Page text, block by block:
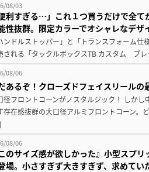
08/03
便利すぎる…」これ１つ買うだけで全
性抜群。限定カラーでオシャレなデザ
ンドルストッパー」と「トランスフォーム
される「タックルボックスTB カスタム プ
08/06
あるぞ！クローズドフェイスリール
径フロントコーンがノスタルジック！ しか
存在感抜群の大口径アルミフロントコーン。
08/06
このサイズ感が欲しかった』小型スプ
場。小さすぎず大きすぎず、求めてい